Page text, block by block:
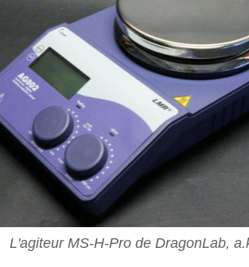
L'agiteur MS-H-Pro de DragonLab,